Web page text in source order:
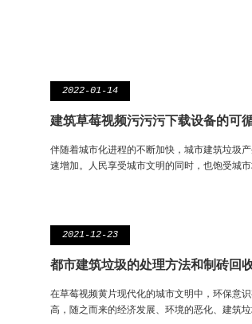
2022-01-14
建筑草莓视频污污污下载设备的可
伴随着城市化进程的不断加快，城市建筑垃圾
速增加。人民享受城市文明的同时，也饱受城
2021-12-23
都市建筑垃圾的处理方法和制砖回
在草莓视频黄片现代化的城市文明中，环保意
高，随之而来的经济发展、环境的恶化、建筑